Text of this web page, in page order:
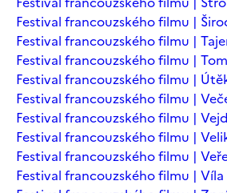
Festival francouzského filmu |
Festival francouzského filmu |
Festival francouzského filmu |
Festival francouzského filmu |
Festival francouzského filmu |
Festival francouzského filmu |
Festival francouzského filmu |
Festival francouzského filmu |
Festival francouzského filmu | Víla